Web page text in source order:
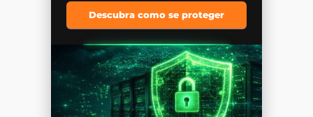
Descubra como se proteger